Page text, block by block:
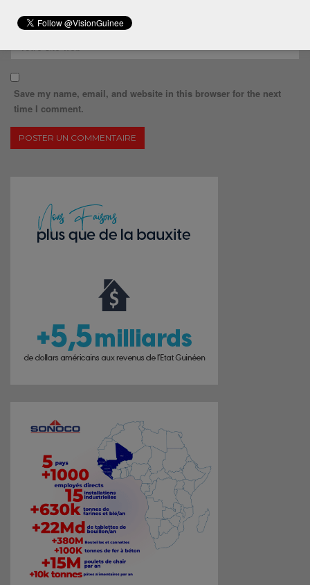
Save my name, email, and website in this browser for the next
time I comment.